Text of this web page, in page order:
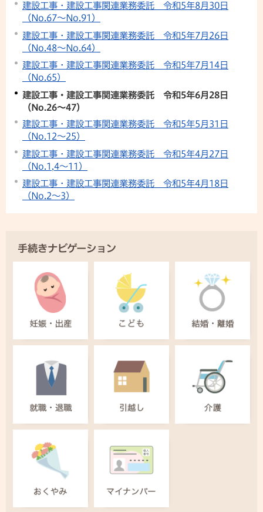
建設工事・建設工事関連業務委託 令和5年8月30日
（No.67〜No.91）
建設工事・建設工事関連業務委託 令和5年7月26日
（No.48〜No.64）
建設工事・建設工事関連業務委託 令和5年7月14日
（No.65）
建設工事・建設工事関連業務委託 令和5年6月28日
（No.26〜47）
建設工事・建設工事関連業務委託 令和5年5月31日
（No.12〜25）
建設工事・建設工事関連業務委託 令和5年4月27日
（No.1,4〜11）
建設工事・建設工事関連業務委託 令和5年4月18日
（No.2〜3）
手続きナビゲーション